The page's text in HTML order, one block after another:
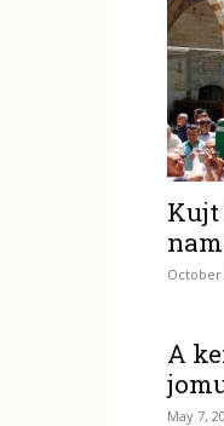
Kujt
October
A
May 7,